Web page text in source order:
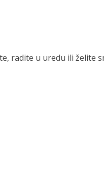
radite u uredu ili želite